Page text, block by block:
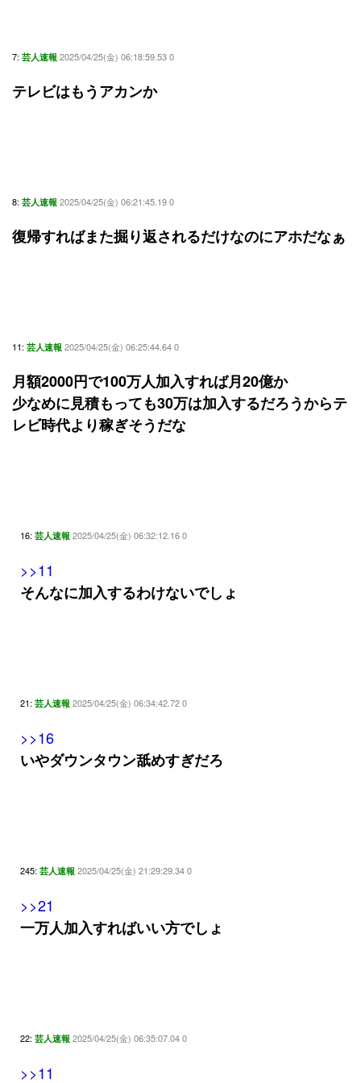
7: 芸人速報 2025/04/25(金) 06:18:59.53 0
テレビはもうアカンか
8: 芸人速報 2025/04/25(金) 06:21:45.19 0
復帰すればまた掘り返されるだけなのにアホだなぁ
11: 芸人速報 2025/04/25(金) 06:25:44.64 0
月額2000円で100万人加入すれば月20億か
少なめに見積もっても30万は加入するだろうからテ
レビ時代より稼ぎそうだな
16: 芸人速報 2025/04/25(金) 06:32:12.16 0
>>11
そんなに加入するわけないでしょ
21: 芸人速報 2025/04/25(金) 06:34:42.72 0
>>16
いやダウンタウン舐めすぎだろ
245: 芸人速報 2025/04/25(金) 21:29:29.34 0
>>21
一万人加入すればいい方でしょ
22: 芸人速報 2025/04/25(金) 06:35:07.04 0
>>11